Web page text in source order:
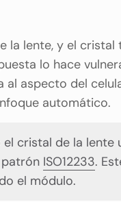
la lente, y el
lo hace
al aspecto del
automático.
cristal de la lente
ISO12233.
el módulo.